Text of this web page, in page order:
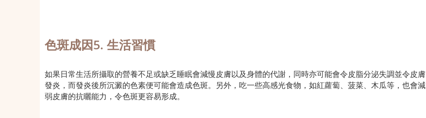
色斑成因5. 生活習慣
如果日常生活所攝取的營養不足或缺乏睡眠會減慢皮膚以及身體的代謝，同時亦可能會令皮脂分泌失調並令皮膚
發炎，而發炎後所沉澱的色素便可能會造成色斑。另外，吃一些高感光食物，如紅蘿蔔、菠菜、木瓜等，也會減
弱皮膚的抗曬能力，令色斑更容易形成。